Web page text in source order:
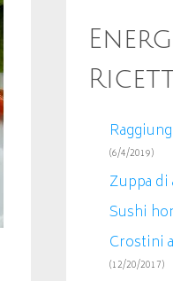
(6/4/2019)
Zuppa di
Sushi
Crostini
(12/20/2017)